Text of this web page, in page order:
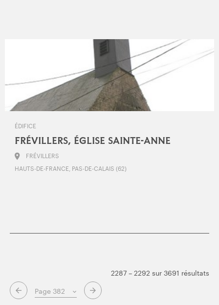
ÉDIFICE
FRÉVILLERS, ÉGLISE SAINTE-ANNE
FRÉVILLERS
HAUTS-DE-FRANCE, PAS-DE-CALAIS (62)
Page suivante
2287 – 2292 sur 3691 résultats